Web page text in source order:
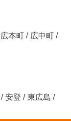
広本町 / 広中町 /
/ 安登 / 東広島 /